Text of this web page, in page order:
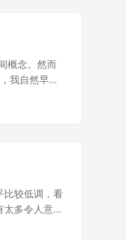
我们的校
后去过
遗憾。 说是
，firefox 只
、台湾的学
供点什么
，别人都
相比之下，
最近搞了个
其实无所
概念。然而
我自然早已
了，甚至，
语，散播
事，饭否就
样的景象。
去。既然我
比较低调，看
多令人意外
本的功